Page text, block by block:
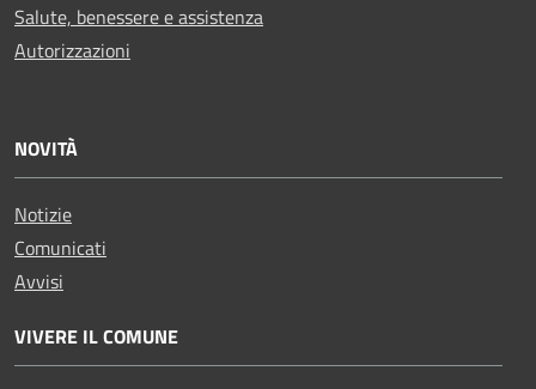
Salute, benessere e assistenza
Autorizzazioni
NOVITÀ
Notizie
Comunicati
Avvisi
VIVERE IL COMUNE